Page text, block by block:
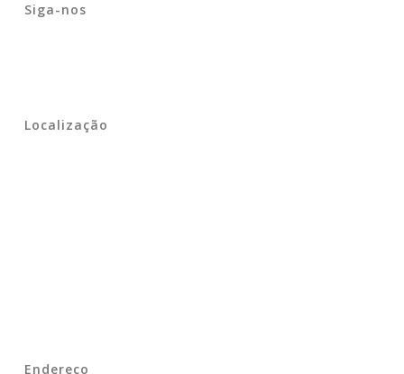
Siga-nos
Localização
Endereço